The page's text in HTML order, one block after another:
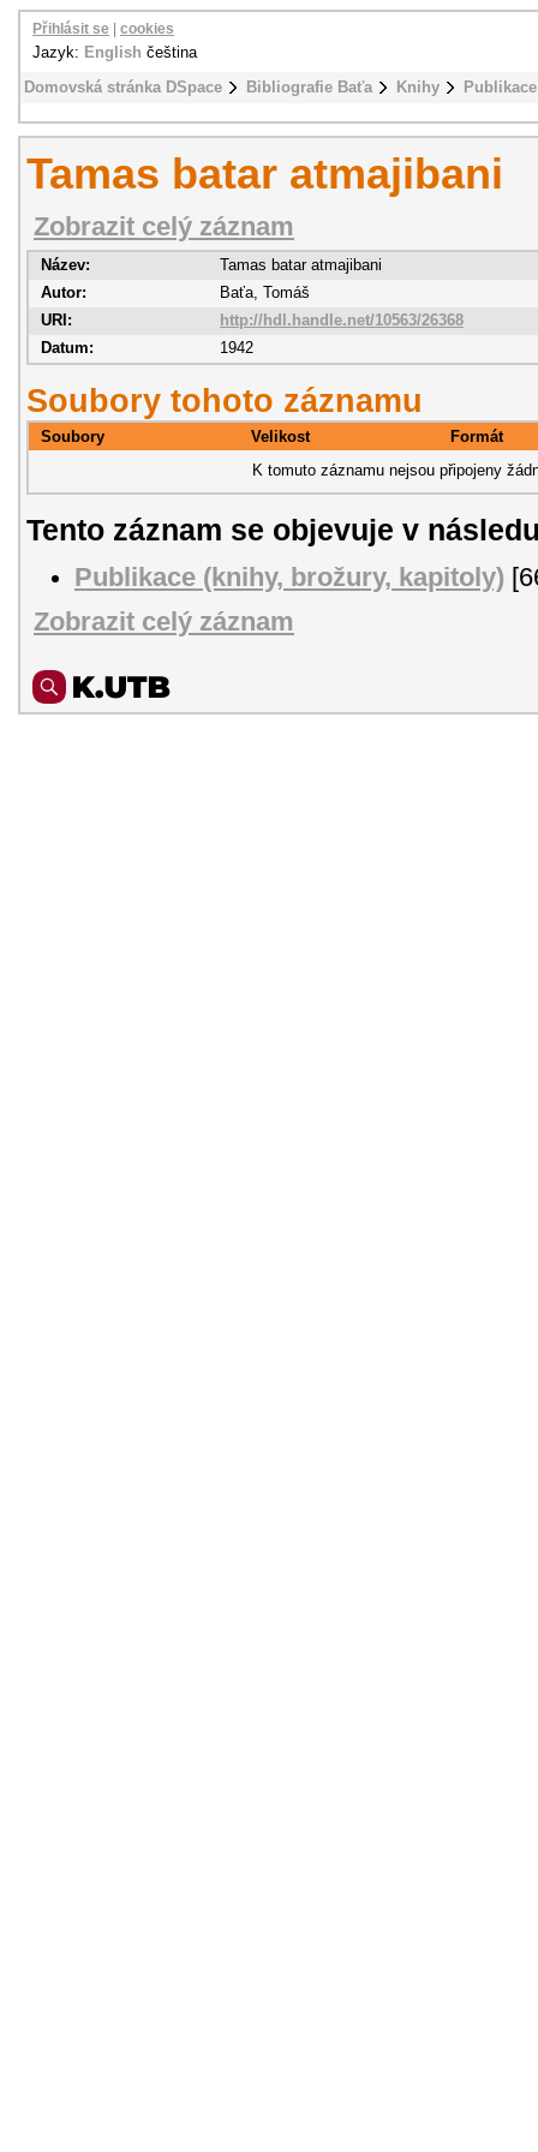
Domovská stránka DSpace Bibliografie Baťa Knihy
Přihlásit se cookies
Jazyk: English čeština
Tamas batar atmajibani
Zobrazit celý záznam
Název:
Tamas batar atmajibani
Autor:
Baťa, Tomáš
URI:
http://hdl.handle.net/10563/26368
Datum:
1942
Soubory tohoto záznamu
Soubory Velikost
Formát
K tomuto záznamu nejsou připojeny
Tento záznam se objevuje v
Publikace (knihy, brožury, kapitoly)
Zobrazit celý záznam